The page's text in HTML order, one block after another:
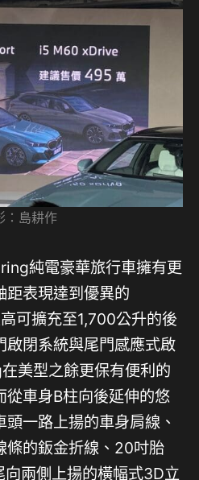
：島耕作
純電豪華旅行車擁有更
距表現達到優異的
可擴充至1,700公升的後
啟閉系統與尾門感應式啟
美型之餘更保有便利的
從車身B柱向後延伸的悠
一路上揚的車身肩線、
條的鈑金折線、20吋胎
兩側上揚的橫幅式3D立